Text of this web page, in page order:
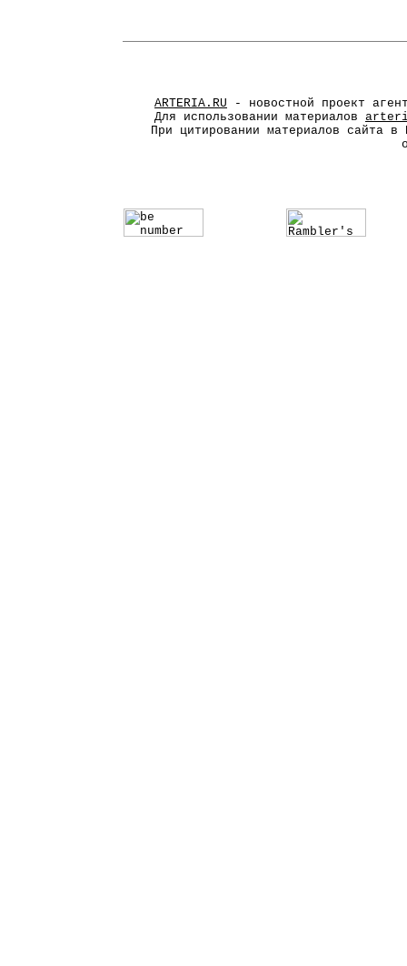
ARTERIA.RU - новостной проект
Для использовании материалов
При цитировании материалов сайта